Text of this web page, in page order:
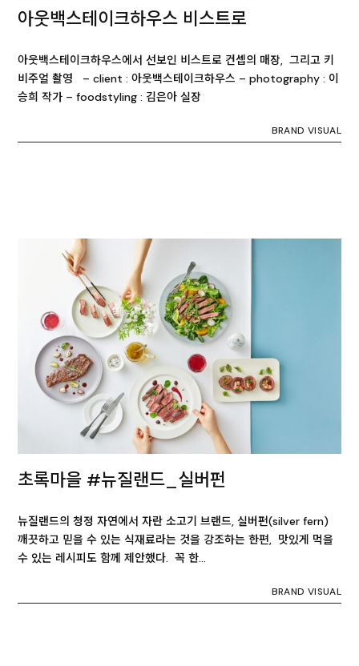
아웃백스테이크하우스 비스트로
아웃백스테이크하우스에서 선보인 비스트로 컨셉의 매장, 그리고 키
비주얼 촬영 – client : 아웃백스테이크하우스 – photography : 이
승희 작가 – foodstyling : 김은아 실장
BRAND VISUAL
초록마을 #뉴질랜드_실버펀
뉴질랜드의 청정 자연에서 자란 소고기 브랜드, 실버펀(silver fern)
깨끗하고 믿을 수 있는 식재료라는 것을 강조하는 한편, 맛있게 먹을
수 있는 레시피도 함께 제안했다. 꼭 한…
BRAND VISUAL